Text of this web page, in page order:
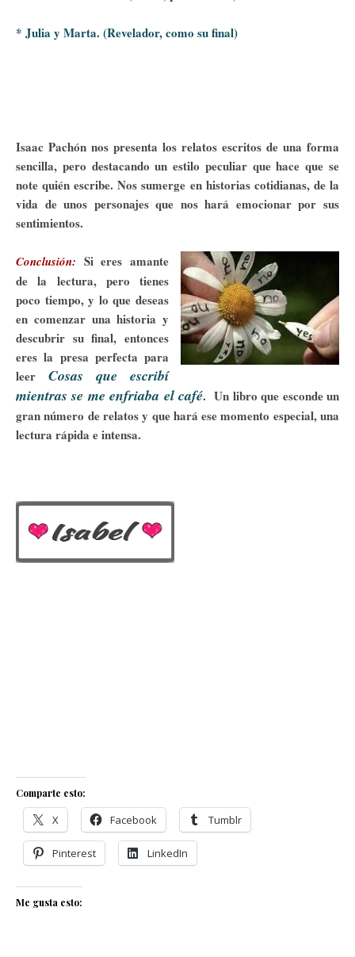
* Julia y Marta. (Revelador, como su final)
Isaac Pachón nos presenta los relatos escritos de una forma
sencilla, pero destacando un estilo peculiar que hace que se
note quién escribe. Nos sumerge en historias cotidianas, de la
vida de unos personajes que nos hará emocionar por sus
sentimientos.
Conclusión: Si eres amante
de la lectura, pero tienes
poco tiempo, y lo que deseas
en comenzar una historia y
descubrir su final, entonces
eres la presa perfecta para
leer Cosas que escribí
mientras se me enfriaba el café. Un libro que esconde un
gran número de relatos y que hará ese momento especial, una
lectura rápida e intensa.
Comparte esto:
X Facebook Tumblr
Pinterest LinkedIn
Me gusta esto: